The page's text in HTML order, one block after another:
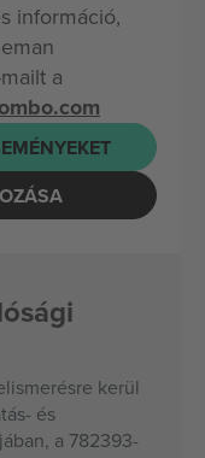
információ,
a
kerül
és
a 782393-